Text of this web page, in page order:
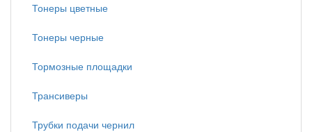
Тонеры цветные
Тонеры черные
Тормозные площадки
Трансиверы
Трубки подачи чернил